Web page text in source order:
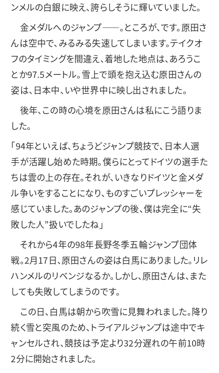
ンメルの白銀に映え、誇らしそうに輝いていました。
金メダルへのジャンプ――。ところが、です。原田さ
んは空中で、みるみる失速してしまいます。テイクオ
フのタイミングを間違え、着地した地点は、あろうこ
とか97.5メートル。雪上で頭を抱え込む原田さんの
姿は、日本中、いや世界中に映し出されました。
後年、この時の心境を原田さんは私にこう語りま
した。
「94年といえば、ちょうどジャンプ競技で、日本人選
手が活躍し始めた時期。僕らにとってドイツの選手た
ちは雲の上の存在。それが、いきなりドイツと金メダ
ル争いをすることになり、ものすごいプレッシャーを
感じていました。あのジャンプの後、僕は完全に“失
敗した人”扱いでしたね」
それから4年の98年長野冬季五輪ジャンプ団体
戦。2月17日、原田さんの姿は白馬にありました。リレ
ハンメルのリベンジなるか。しかし、原田さんは、また
しても失敗してしまうのです。
この日、白馬は朝から吹雪に見舞われました。降り
続く雪と突風のため、トライアルジャンプは途中でキ
ャンセルされ、競技は予定より32分遅れの午前10時
2分に開始されました。